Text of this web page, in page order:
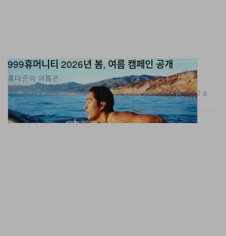
패션
999휴머니티 2026년 봄, 여름 캠페인 공개
홍태준의 여름은.
Apr 14, 2026 575 0